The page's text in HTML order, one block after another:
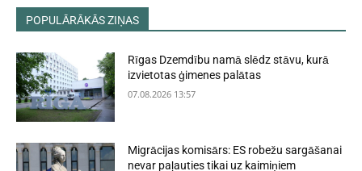
POPULĀRĀKĀS ZIŅAS
Rīgas Dzemdību namā slēdz stāvu, kurā
izvietotas ģimenes palātas
07.08.2026 13:57
Migrācijas komisārs: ES robežu sargāšanai
nevar paļauties tikai uz kaimiņiem